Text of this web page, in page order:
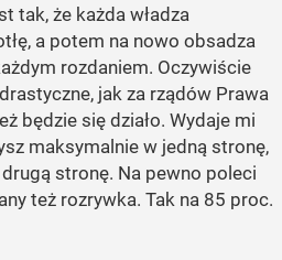
tak, że każda władza
a potem na nowo obsadza
rozdaniem. Oczywiście
jak za rządów Prawa
będzie się działo. Wydaje mi
maksymalnie w jedną stronę,
stronę. Na pewno poleci
też rozrywka. Tak na 85 proc.